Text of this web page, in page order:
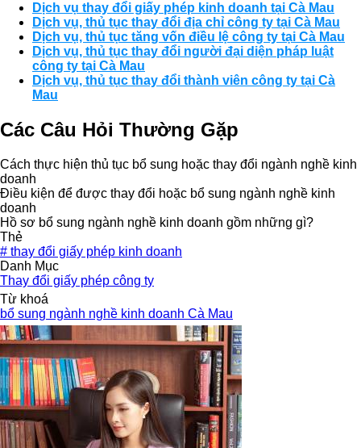
Dịch vụ thay đổi giấy phép kinh doanh tại Cà Mau
Dịch vụ, thủ tục thay đổi địa chỉ công ty tại Cà Mau
Dịch vụ, thủ tục tăng vốn điều lệ công ty tại Cà Mau
Dịch vụ, thủ tục thay đổi người đại diện pháp luật
công ty tại Cà Mau
Dịch vụ, thủ tục thay đổi thành viên công ty tại Cà
Mau
Các Câu Hỏi Thường Gặp
Cách thực hiện thủ tục bổ sung hoặc thay đổi ngành nghề kinh
doanh
Điều kiện để được thay đổi hoặc bổ sung ngành nghề kinh
doanh
Hồ sơ bổ sung ngành nghề kinh doanh gồm những gì?
Thẻ
# thay đổi giấy phép kinh doanh
Danh Mục
Thay đổi giấy phép công ty
Từ khoá
bổ sung ngành nghề kinh doanh Cà Mau